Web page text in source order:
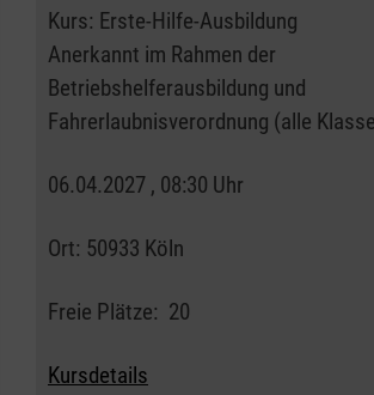
Kurs: Erste-Hilfe-Ausbildung
Anerkannt im Rahmen der
Betriebshelferausbildung und
Fahrerlaubnisverordnung (alle
06.04.2027 , 08:30 Uhr
Ort: 50933 Köln
Freie Plätze: 20
Kursdetails